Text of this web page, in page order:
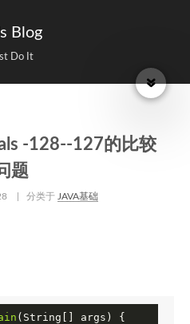
Blog
Do It
-128--127的比较
题
| 分类于 JAVA基础
(String[] args)
{